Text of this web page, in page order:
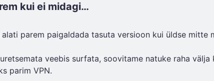
kui ei midagi…
parem paigaldada tasuta versioon kui üldse mitte
veebis surfata, soovitame natuke raha välja
parim VPN.